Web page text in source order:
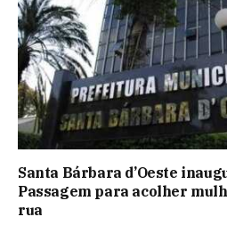
Santa Bárbara d’Oeste
Passagem para acolher
rua